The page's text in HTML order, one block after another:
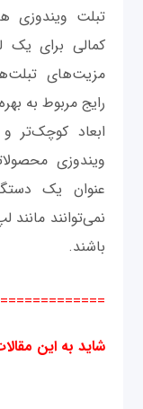
تبلت ویندوزی
کمالی برای یک
مزیت‌های
رایج مربوط به
ابعاد کوچک‌تر
ویندوزی
عنوان یک
نمی‌توانند
باشند.
شاید به این